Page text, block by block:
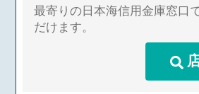
最寄りの日本海信用金庫窓口
だけます。